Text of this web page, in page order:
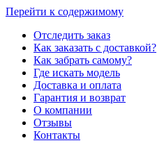
Перейти к содержимому
Отследить заказ
Как заказать с доставкой?
Как забрать самому?
Где искать модель
Доставка и оплата
Гарантия и возврат
О компании
Отзывы
Контакты